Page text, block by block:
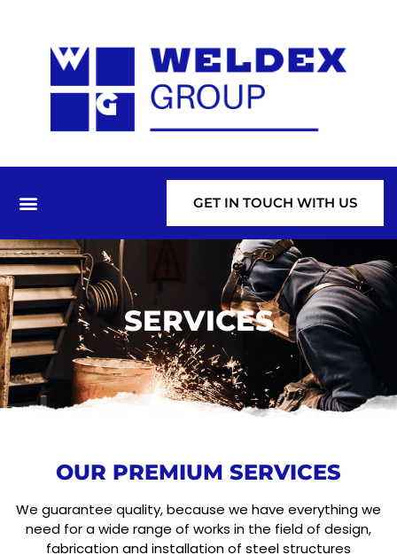
GET IN TOUCH WITH US
SERVICES
OUR PREMIUM SERVICES
We guarantee quality, because we have everything we
need for a wide range of works in the field of design,
fabrication and installation of steel structures